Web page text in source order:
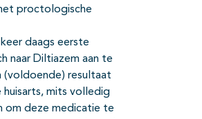
proctologische
daags eerste
naar Diltiazem aan te
(voldoende) resultaat
mits volledig
om deze medicatie te